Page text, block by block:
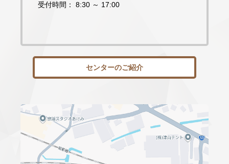
受付時間： 8:30 ～ 17:00
センターのご紹介